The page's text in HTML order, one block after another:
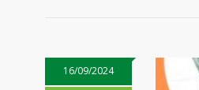
16/09/2024